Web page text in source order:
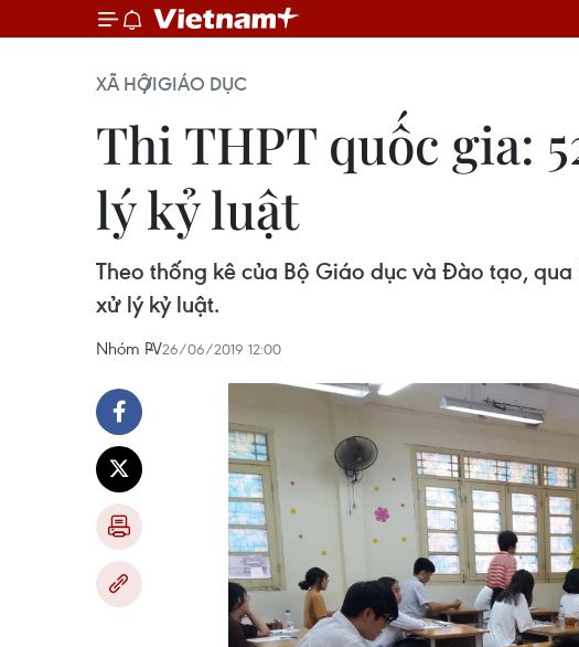
XÃ HỘIGIÁO DỤC
Thi THPT quốc gia:
lý kỷ luật
Theo thống kê của Bộ Giáo dục và Đào tạo,
xử lý kỷ luật.
Nhóm PV26/06/2019 12:00